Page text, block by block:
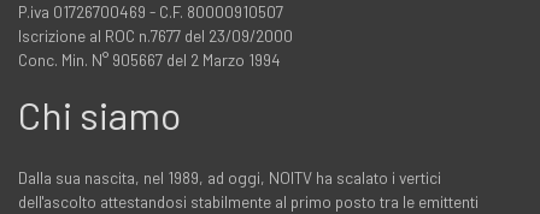
P.iva 01726700469 - C.F. 80000910507
Iscrizione al ROC n.7677 del 23/09/2000
Conc. Min. N° 905667 del 2 Marzo 1994
Chi siamo
Dalla sua nascita, nel 1989, ad oggi, NOITV ha scalato i vertici
dell'ascolto attestandosi stabilmente al primo posto tra le emittenti